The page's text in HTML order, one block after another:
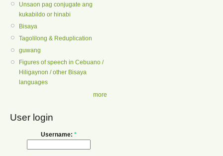
Unsaon pag conjugate ang
kukabildo or hinabi
Bisaya
Tagolilong & Reduplication
guwang
Figures of speech in Cebuano /
Hiligaynon / other Bisaya
languages
more
User login
Username: *